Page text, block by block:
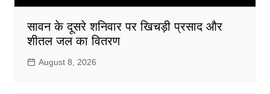
सावन के दूसरे शनिवार पर खिचड़ी प्रसाद और
शीतल जल का वितरण
August 8, 2026